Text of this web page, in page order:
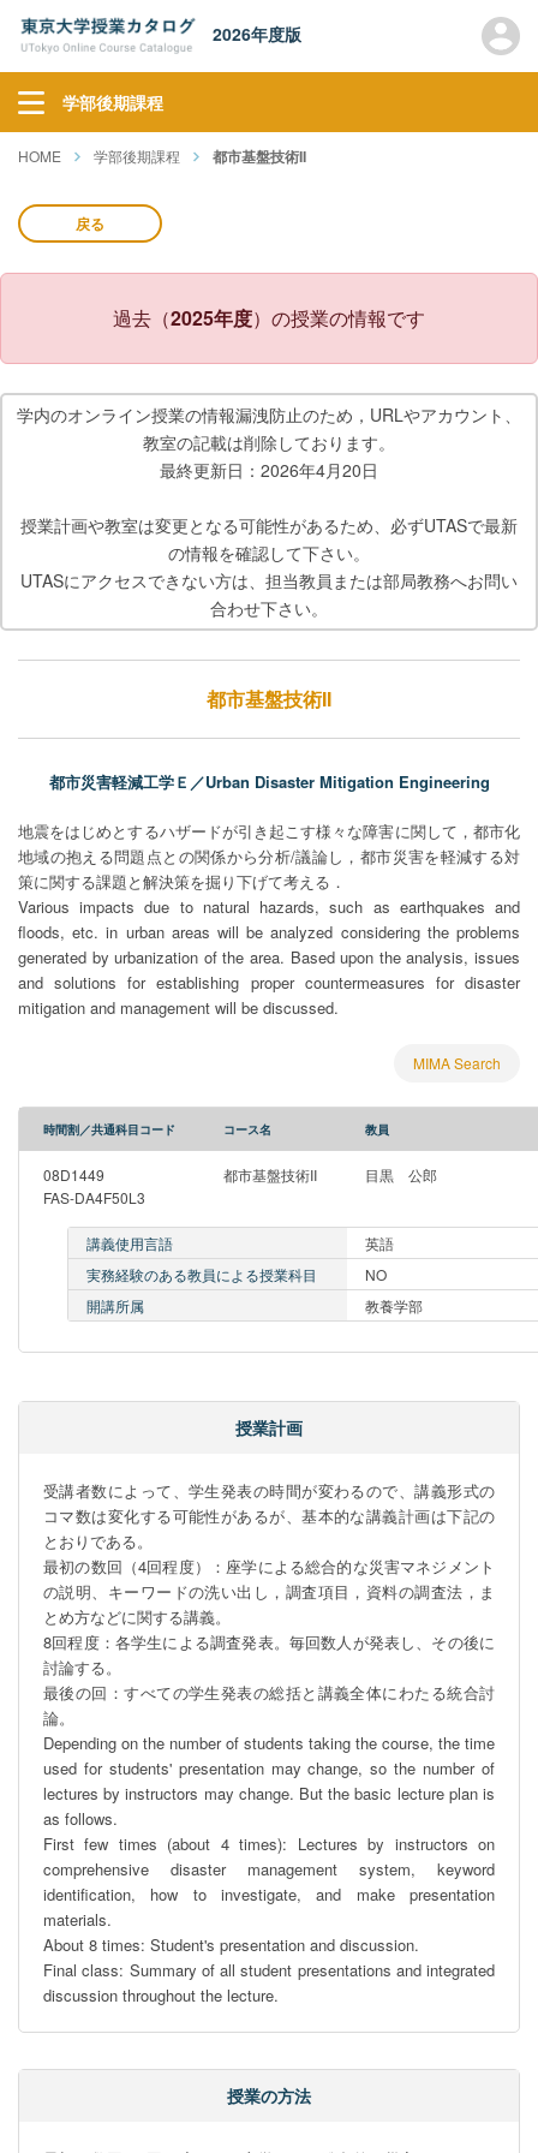
2026年度版
学部後期課程
HOME 学部後期課程 都市基盤技術II
戻る
過去（2025年度）の授業の情報です
学内のオンライン授業の情報漏洩防止のため，URLやアカウント、
教室の記載は削除しております。
最終更新日：2026年4月20日
授業計画や教室は変更となる可能性があるため、必ずUTASで最新
の情報を確認して下さい。
UTASにアクセスできない方は、担当教員または部局教務へお問い
合わせ下さい。
都市基盤技術II
都市災害軽減工学Ｅ／Urban Disaster Mitigation Engineering
地震をはじめとするハザードが引き起こす様々な障害に関して，都市化
地域の抱える問題点との関係から分析/議論し，都市災害を軽減する対
策に関する課題と解決策を掘り下げて考える．
Various impacts due to natural hazards, such as earthquakes and
floods, etc. in urban areas will be analyzed considering the problems
generated by urbanization of the area. Based upon the analysis, issues
and solutions for establishing proper countermeasures for disaster
mitigation and management will be discussed.
MIMA Search
時間割／共通科目コード コース名 教員
08D1449
FAS-DA4F50L3
都市基盤技術II 目黒 公郎
講義使用言語
英語
実務経験のある教員による授業科目
NO
開講所属
教養学部
授業計画
受講者数によって、学生発表の時間が変わるので、講義形式の
コマ数は変化する可能性があるが、基本的な講義計画は下記の
とおりである。
最初の数回（4回程度）：座学による総合的な災害マネジメント
の説明、キーワードの洗い出し，調査項目，資料の調査法，ま
とめ方などに関する講義。
8回程度：各学生による調査発表。毎回数人が発表し、その後に
討論する。
最後の回：すべての学生発表の総括と講義全体にわたる統合討
論。
Depending on the number of students taking the course, the time
used for students' presentation may change, so the number of
lectures by instructors may change. But the basic lecture plan is
as follows.
First few times (about 4 times): Lectures by instructors on
comprehensive disaster management system, keyword
identification, how to investigate, and make presentation
materials.
About 8 times: Student's presentation and discussion.
Final class: Summary of all student presentations and integrated
discussion throughout the lecture.
授業の方法